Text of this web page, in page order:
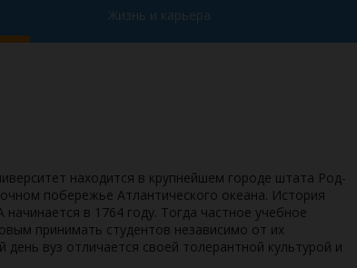
Жизнь и карьера
находится в крупнейшем городе штата Род-
побережье Атлантического океана. История
в 1764 году. Тогда частное учебное
принимать студентов независимо от их
вуз отличается своей толерантной культурой и